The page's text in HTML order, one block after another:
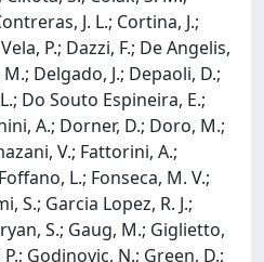
J. L.; Cortina, J.;
P.; Dazzi, F.; De Angelis,
Delgado, J.; Depaoli, D.;
Do Souto Espineira, E.;
A.; Dorner, D.; Doro, M.;
V.; Fattorini, A.;
L.; Fonseca, M. V.;
S.; Garcia Lopez, R. J.;
S.; Gaug, M.; Giglietto,
Godinovic, N.; Green, D.;